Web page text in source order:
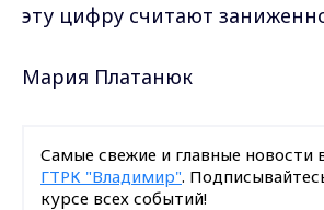
эту цифру считают
Мария Платанюк
Самые свежие и главные новости
ГТРК "Владимир".
курсе всех событий!